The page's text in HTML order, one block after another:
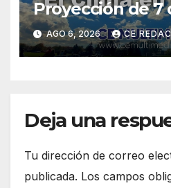
Proyección de 7
Zonas: Centro,
AGO 6, 2026 CE
Deja una
Tu dirección de correo
publicada. Los campos